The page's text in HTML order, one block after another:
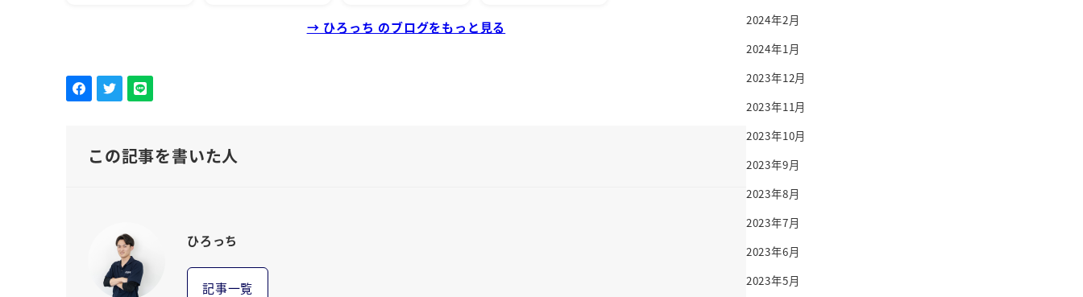
→ ひろっち のブログをもっと見る
この記事を書いた人
ひろっち
記事一覧
2024年2月
2024年1月
2023年12月
2023年11月
2023年10月
2023年9月
2023年8月
2023年7月
2023年6月
2023年5月